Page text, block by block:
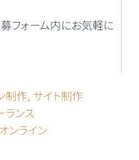
フォーム内にお気軽に
制作 サイト制作
ランス
ンライン